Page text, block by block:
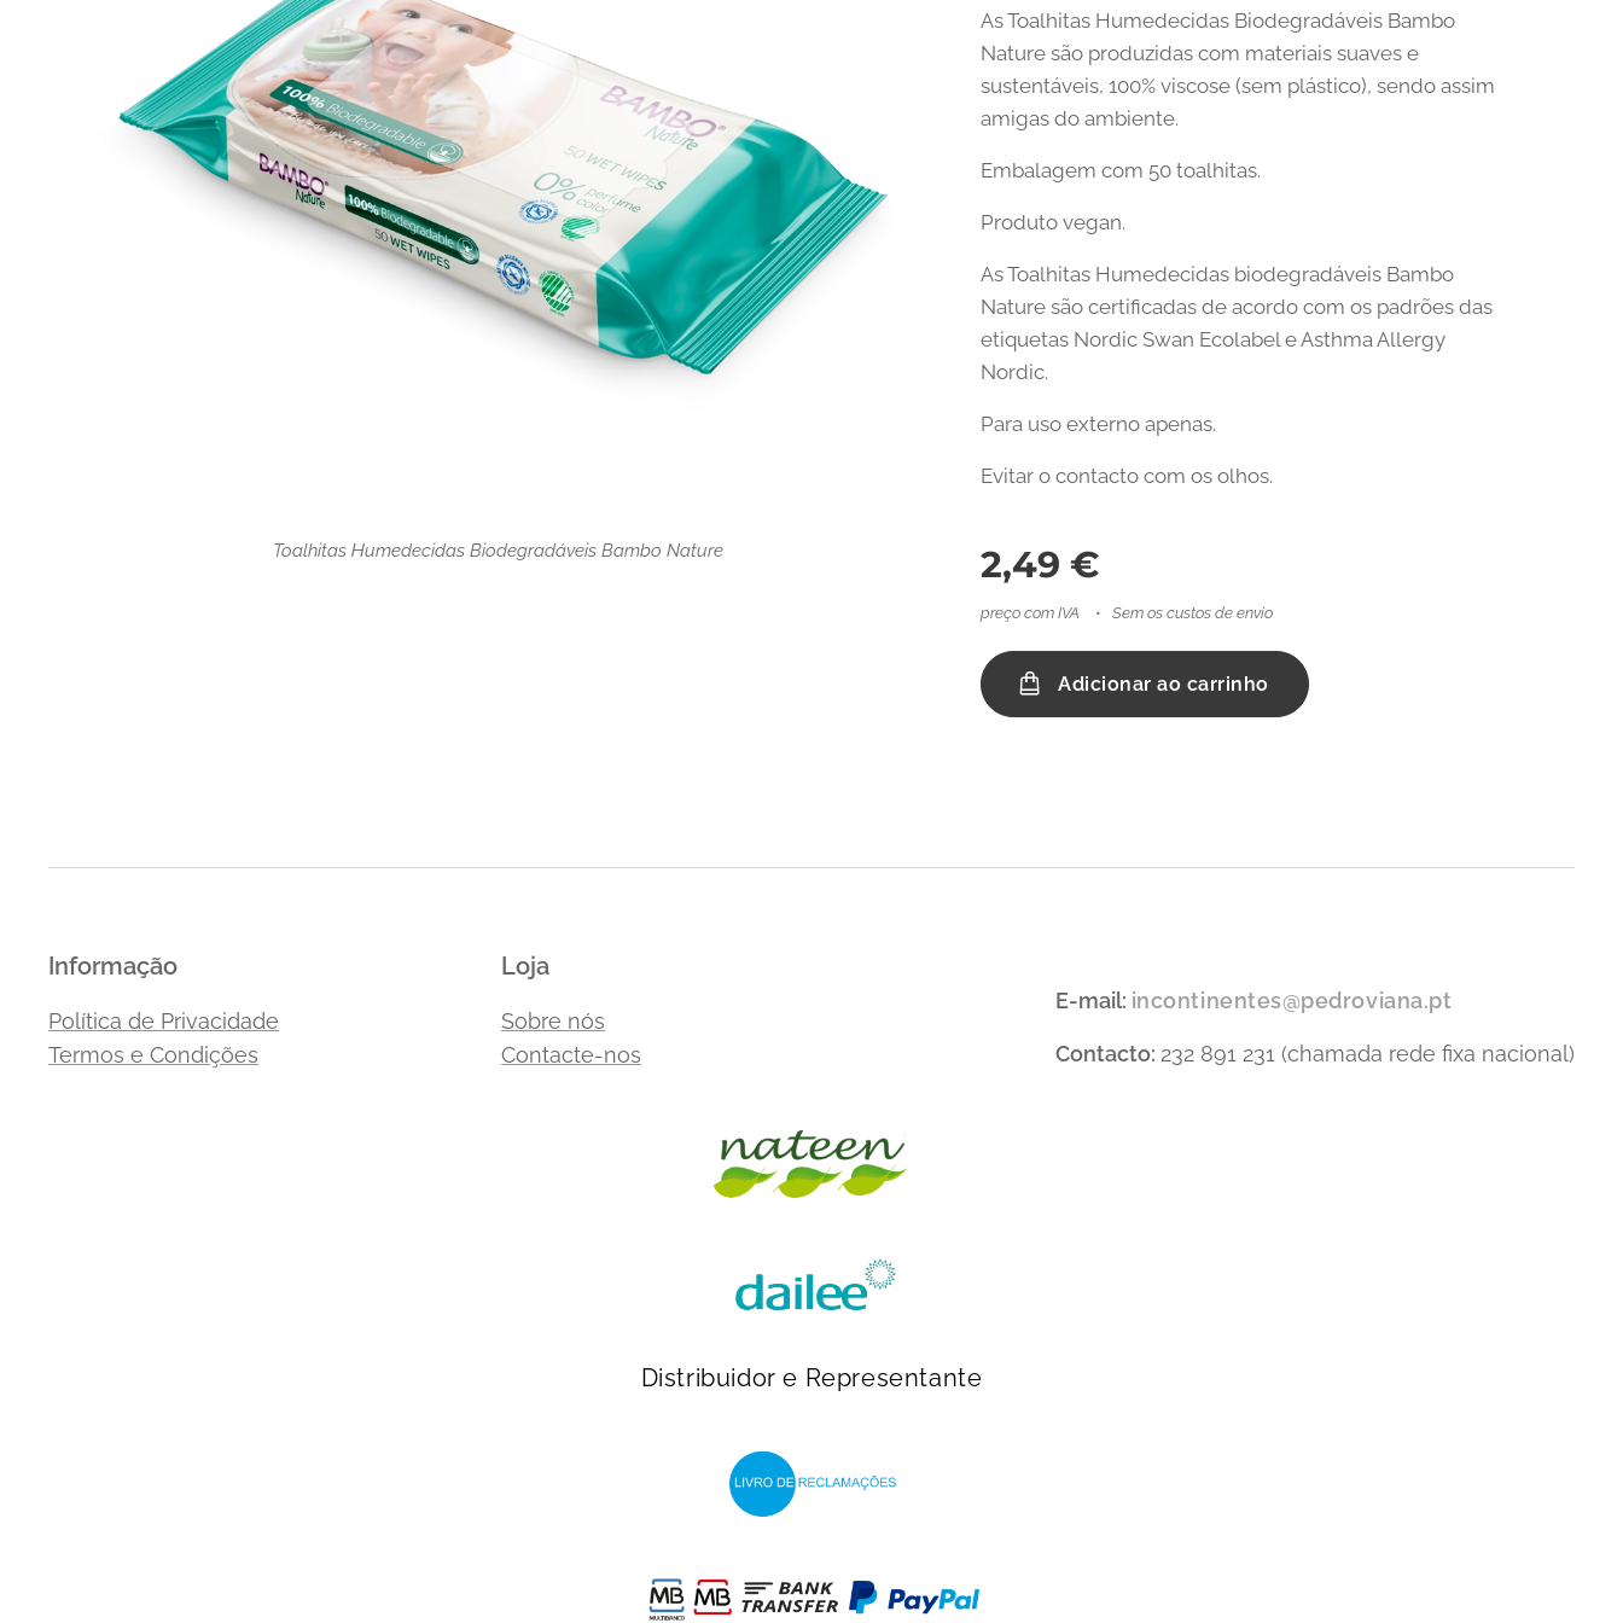
Toalhitas Humedecidas Biodegradáveis Bambo Nature
As Toalhitas Humedecidas Biodegradáveis Bambo
Nature são produzidas com materiais suaves e
sustentáveis, 100% viscose (sem plástico), sendo assim
amigas do ambiente.
Embalagem com 50 toalhitas.
Produto vegan.
As Toalhitas Humedecidas biodegradáveis Bambo
Nature são certificadas de acordo com os padrões das
etiquetas Nordic Swan Ecolabel e Asthma Allergy
Nordic.
Para uso externo apenas.
Evitar o contacto com os olhos.
2,49 €
preço com IVA Sem os custos de envio
Adicionar ao carrinho
Informação
Política de Privacidade
Termos e Condições
Loja
Sobre nós
Contacte-nos
E-mail: incontinentes@pedroviana.pt
Contacto: 232 891 231 (chamada rede fixa nacional)
Distribuidor e Representante